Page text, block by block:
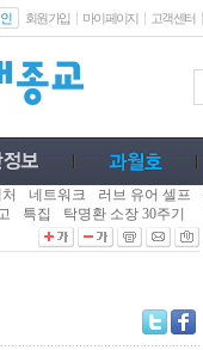
회원가입 마이페이지 고객센터
네트워크 러브 유어 셀프
특집 탁명환 소장 30주기